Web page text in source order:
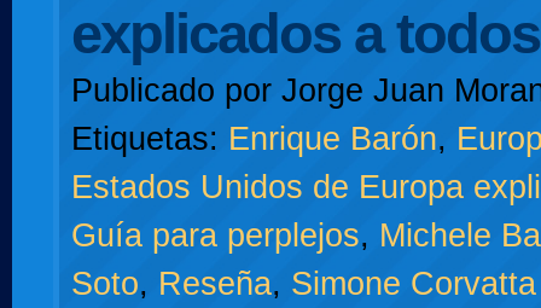
explicados a
Publicado por Jorge Juan
Etiquetas: Enrique Barón,
Estados Unidos de Europa
Guía para perplejos, Michele
Soto, Reseña, Simone Corvatta